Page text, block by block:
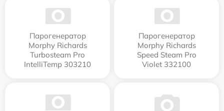
Парогенератор
Morphy Richards
Turbosteam Pro
IntelliTemp 303210
Парогенератор
Morphy Richards
Speed Steam Pro
Violet 332100